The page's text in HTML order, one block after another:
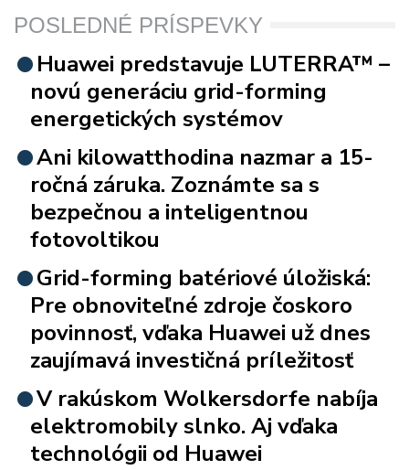
POSLEDNÉ PRÍSPEVKY
Huawei predstavuje LUTERRA™ –
novú generáciu grid-forming
energetických systémov
Ani kilowatthodina nazmar a 15-
ročná záruka. Zoznámte sa s
bezpečnou a inteligentnou
fotovoltikou
Grid-forming batériové úložiská:
Pre obnoviteľné zdroje čoskoro
povinnosť, vďaka Huawei už dnes
zaujímavá investičná príležitosť
V rakúskom Wolkersdorfe nabíja
elektromobily slnko. Aj vďaka
technológii od Huawei